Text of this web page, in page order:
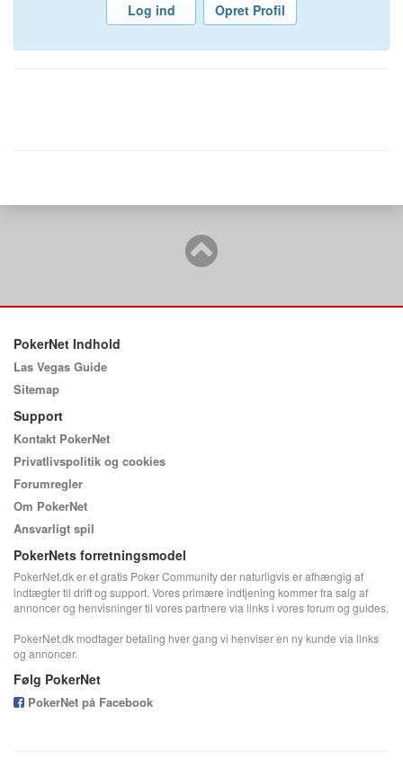
Log ind
Opret Profil
PokerNet Indhold
Las Vegas Guide
Sitemap
Support
Kontakt PokerNet
Privatlivspolitik og cookies
Forumregler
Om PokerNet
Ansvarligt spil
PokerNets forretningsmodel
PokerNet.dk er et gratis Poker Community der naturligvis er afhængig af
indtægter til drift og support. Vores primære indtjening kommer fra salg af
annoncer og henvisninger til vores partnere via links i vores forum og guides.
PokerNet.dk modtager betaling hver gang vi henviser en ny kunde via links
og annoncer.
Følg PokerNet
PokerNet på Facebook